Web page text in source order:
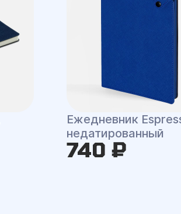
Ежедневник
недатированный
740 ₽